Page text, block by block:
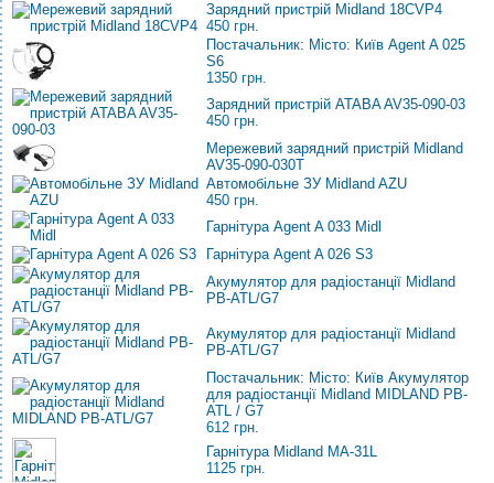
Зарядний пристрій Midland 18CVP4
450 грн.
Постачальник: Місто: Київ Agent A 025
S6
1350 грн.
Зарядний пристрій ATABA AV35-090-03
450 грн.
Мережевий зарядний пристрій Midland
AV35-090-030T
Автомобільне ЗУ Midland AZU
450 грн.
Гарнітура Agent A 033 Midl
Гарнітура Agent A 026 S3
Акумулятор для радіостанції Midland
PB-ATL/G7
Акумулятор для радіостанції Midland
PB-ATL/G7
Постачальник: Місто: Київ Акумулятор
для радіостанції Midland MIDLAND PB-
ATL / G7
612 грн.
Гарнітура Midland MA-31L
1125 грн.